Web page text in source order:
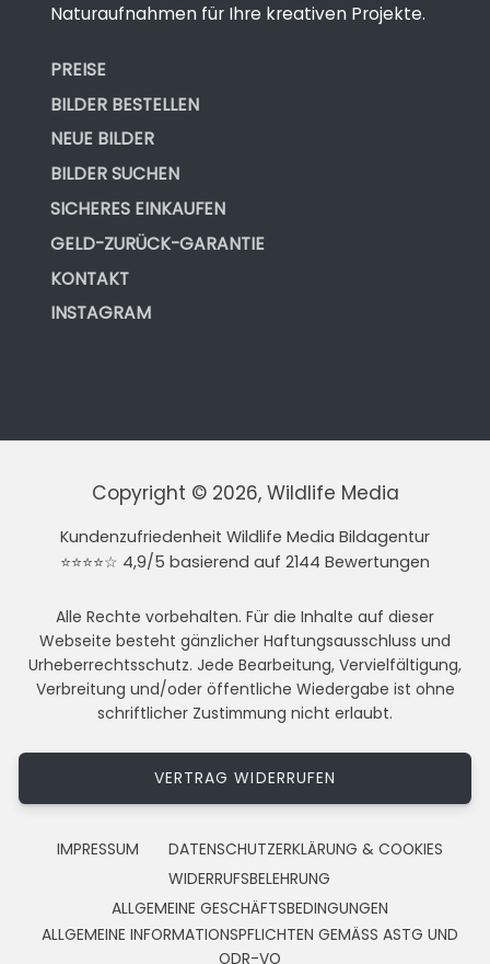
Naturaufnahmen für Ihre kreativen Projekte.
PREISE
BILDER BESTELLEN
NEUE BILDER
BILDER SUCHEN
SICHERES EINKAUFEN
GELD-ZURÜCK-GARANTIE
KONTAKT
INSTAGRAM
Copyright © 2026, Wildlife Media
Kundenzufriedenheit Wildlife Media Bildagentur
⭐⭐⭐⭐☆ 4,9/5 basierend auf 2144 Bewertungen
Alle Rechte vorbehalten. Für die Inhalte auf dieser
Webseite besteht gänzlicher Haftungsausschluss und
Urheberrechtsschutz. Jede Bearbeitung, Vervielfältigung,
Verbreitung und/oder öffentliche Wiedergabe ist ohne
schriftlicher Zustimmung nicht erlaubt.
VERTRAG WIDERRUFEN
IMPRESSUM
DATENSCHUTZERKLÄRUNG & COOKIES
WIDERRUFSBELEHRUNG
ALLGEMEINE GESCHÄFTSBEDINGUNGEN
ALLGEMEINE INFORMATIONSPFLICHTEN GEMÄSS ASTG UND
ODR-VO